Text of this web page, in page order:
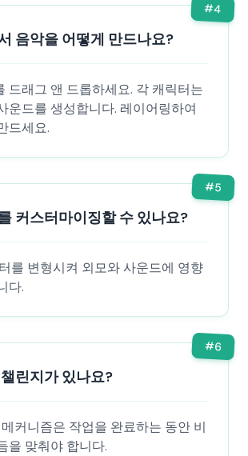
#4
음악을 어떻게 만드나요?
드래그 앤 드롭하세요. 각 캐릭터는
운드를 생성합니다. 레이어링하여
드세요.
#5
커스터마이징할 수 있나요?
를 변형시켜 외모와 사운드에 영향
다.
#6
린지가 있나요?
커니즘은 작업을 완료하는 동안 비
을 맞춰야 합니다.